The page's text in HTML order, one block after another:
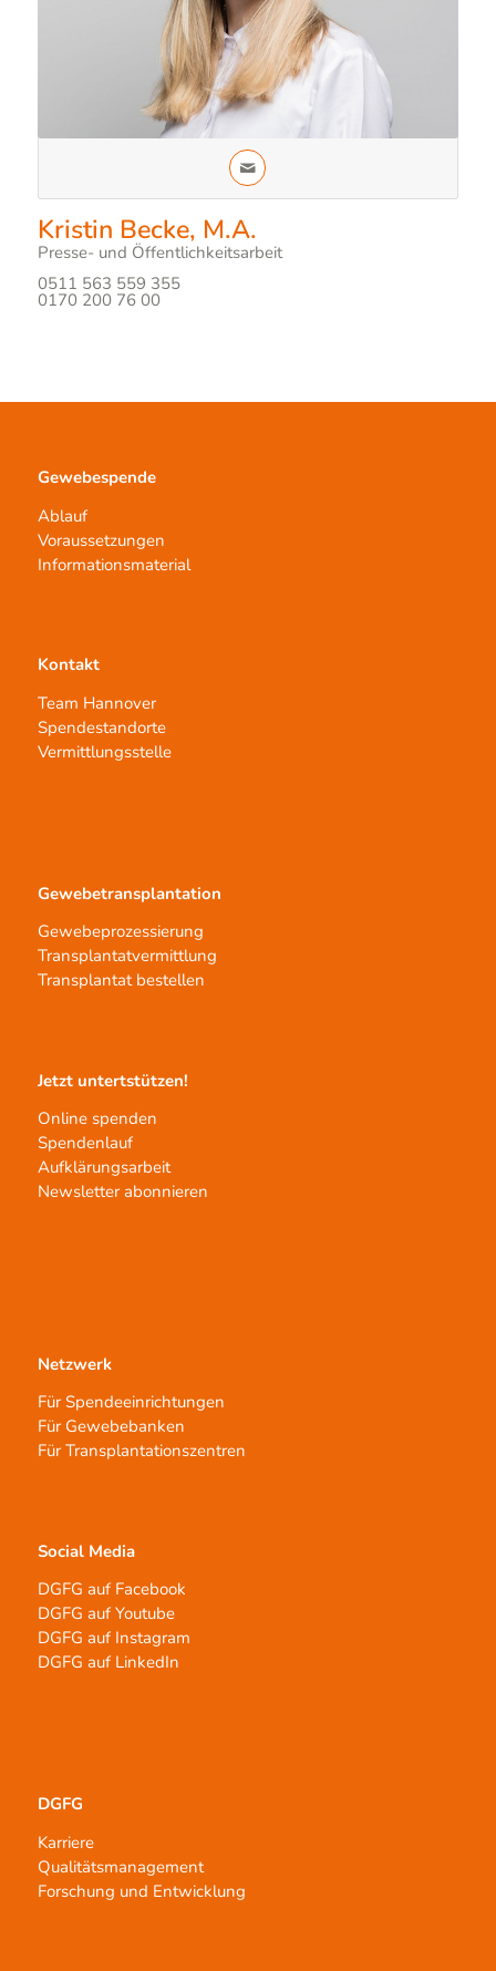
Kristin Becke, M.A.
Presse- und Öffentlichkeitsarbeit
0511 563 559 355
0170 200 76 00
Gewebespende
Ablauf
Voraussetzungen
Informationsmaterial
Kontakt
Team Hannover
Spendestandorte
Vermittlungsstelle
Gewebetransplantation
Gewebeprozessierung
Transplantatvermittlung
Transplantat bestellen
Jetzt untertstützen!
Online spenden
Spendenlauf
Aufklärungsarbeit
Newsletter abonnieren
Netzwerk
Für Spendeeinrichtungen
Für Gewebebanken
Für Transplantationszentren
Social Media
DGFG auf Facebook
DGFG auf Youtube
DGFG auf Instagram
DGFG auf LinkedIn
DGFG
Karriere
Qualitätsmanagement
Forschung und Entwicklung